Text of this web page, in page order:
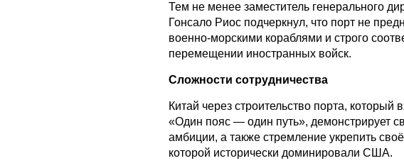
Тем не менее заместитель генерального
Гонсало Риос подчеркнул, что порт не
военно-морскими кораблями и строго
перемещении иностранных войск.
Сложности сотрудничества
Китай через строительство порта,
«Один пояс — один путь», демонстрирует
амбиции, а также стремление укрепить
которой исторически доминировали США.